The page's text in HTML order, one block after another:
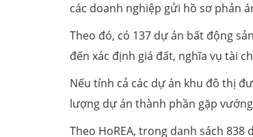
các doanh nghiệp gửi hồ sơ phản
Theo đó, có 137 dự án bất động
đến xác định giá đất, nghĩa vụ tài
Nếu tính cả các dự án khu đô thị
lượng dự án thành phần gặp
Theo HoREA, trong danh sách